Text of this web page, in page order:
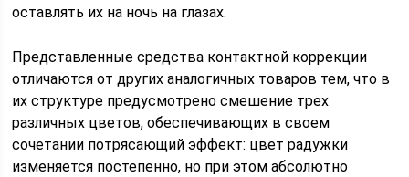
оставлять их на ночь на глазах.
Представленные средства контактной коррекции
отличаются от других аналогичных товаров тем, что в
их структуре предусмотрено смешение трех
различных цветов, обеспечивающих в своем
сочетании потрясающий эффект: цвет радужки
изменяется постепенно, но при этом абсолютно